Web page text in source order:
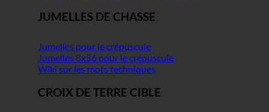
JUMELLES DE CHASSE
Jumelles pour le crépuscule
Jumelles 8x56 pour le crépuscule
Wiki sur les mots techniques
CROIX DE TERRE CIBLE